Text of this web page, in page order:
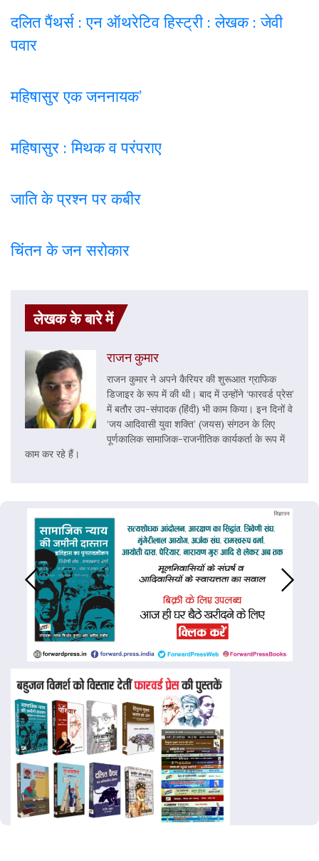
दलित पैंथर्स : एन ऑथरेटिव हिस्ट्री : लेखक : जेवी
पवार
महिषासुर एक जननायक’
महिषासुर : मिथक व परंपराए
जाति के प्रश्न पर कबीर
चिंतन के जन सरोकार
लेखक के बारे में
राजन कुमार
राजन कुमार ने अपने कैरियर की शुरूआत ग्राफिक
डिजाइर के रूप में की थी। बाद में उन्होंने ‘फारवर्ड प्रेस’
में बतौर उप-संपादक (हिंदी) भी काम किया। इन दिनों वे
‘जय आदिवासी युवा शक्ति’ (जयस) संगठन के लिए
पूर्णकालिक सामाजिक-राजनीतिक कार्यकर्ता के रूप में
काम कर रहे हैं।